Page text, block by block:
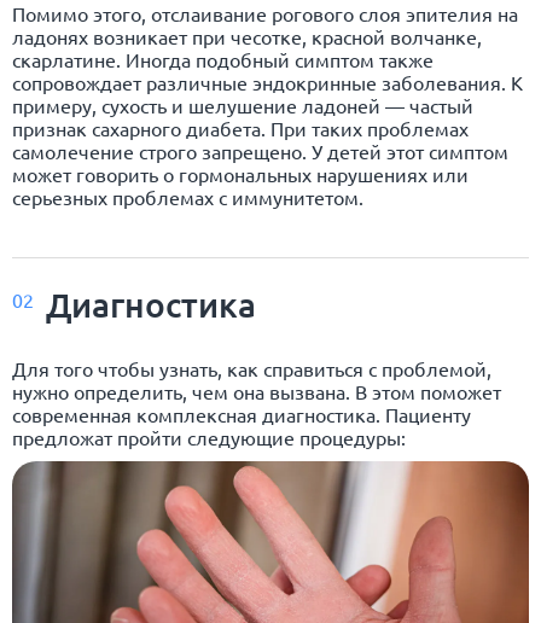
Помимо этого, отслаивание рогового слоя эпителия на
ладонях возникает при чесотке, красной волчанке,
скарлатине. Иногда подобный симптом также
сопровождает различные эндокринные заболевания. К
примеру, сухость и шелушение ладоней — частый
признак сахарного диабета. При таких проблемах
самолечение строго запрещено. У детей этот симптом
может говорить о гормональных нарушениях или
серьезных проблемах с иммунитетом.
02 Диагностика
Для того чтобы узнать, как справиться с проблемой,
нужно определить, чем она вызвана. В этом поможет
современная комплексная диагностика. Пациенту
предложат пройти следующие процедуры: